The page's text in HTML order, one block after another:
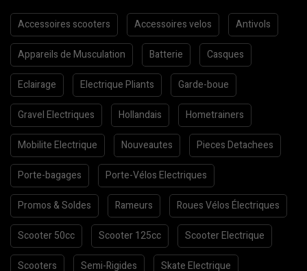
Accessoires scooters Accessoires velos Antivols
Appareils de Musculation Batterie Casques
Eclairage Electrique Pliants Garde-boue
Gravel Electriques Hollandais Hometrainers
Mobilite Electrique Nouveautes Pieces Detachees
Porte-bagages Porte-Vélos Electriques
Promos & Soldes Rameurs Roues Vélos Électriques
Scooter 50cc Scooter 125cc Scooter Electrique
Scooters Semi-Rigides Skate Electrique